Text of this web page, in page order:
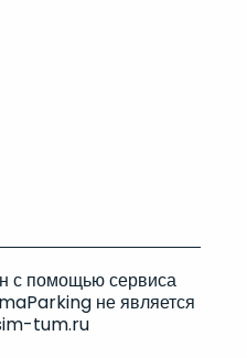
с помощью сервиса
не является
tum.ru